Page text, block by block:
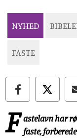
NYHED
FASTE
F astelavn har
faste,